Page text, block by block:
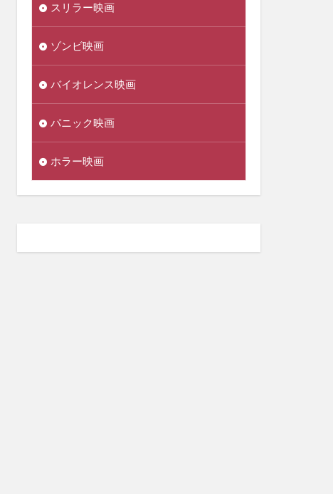
スリラー映画
ゾンビ映画
バイオレンス映画
パニック映画
ホラー映画